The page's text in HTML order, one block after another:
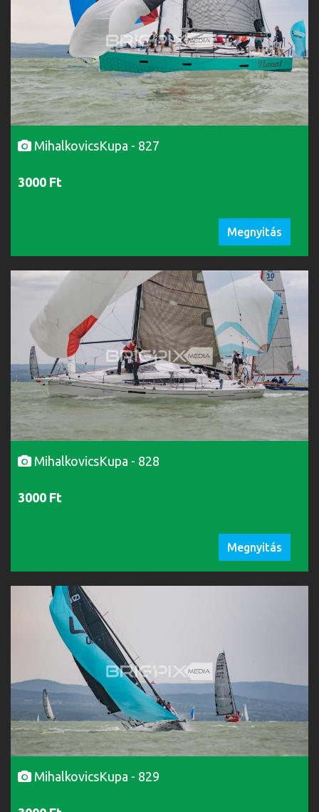
MihalkovicsKupa - 827
3000 Ft
Megnyitás
MihalkovicsKupa - 828
3000 Ft
Megnyitás
MihalkovicsKupa - 829